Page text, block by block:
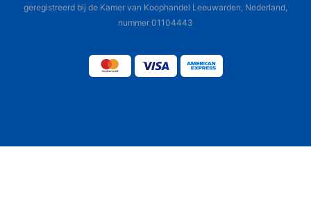
geregistreerd bij de Kamer van Koophandel Leeuwarden, Nederland,
nummer 01104443